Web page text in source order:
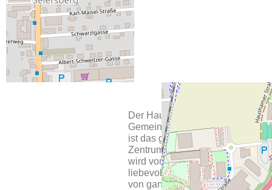
Bewirtung der
Saborsito-Foodtruck.
Der Hauptplatz der
Gemeinde Seiersberg-Pirka
ist das gesellschaftliche
Zentrum der Gemeinde und
wird vom Bürgermeister
liebevoll, das Wohnzimmer
von ganz Seiersberg-Pirka